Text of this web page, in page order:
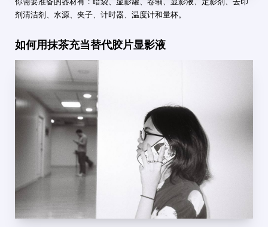
剂清洁剂、水源、夹子、计时器、温度计和量杯。
如何用抹茶充当替代胶片显影液